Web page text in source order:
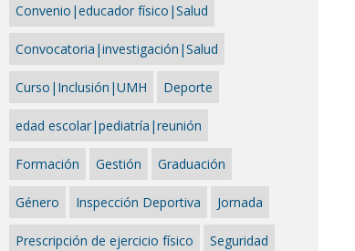
Convenio|educador físico|Salud
Convocatoria|investigación|Salud
Curso|Inclusión|UMH Deporte
edad escolar|pediatría|reunión
Formación Gestión Graduación
Género Inspección Deportiva Jornada
Prescripción de ejercicio físico Seguridad